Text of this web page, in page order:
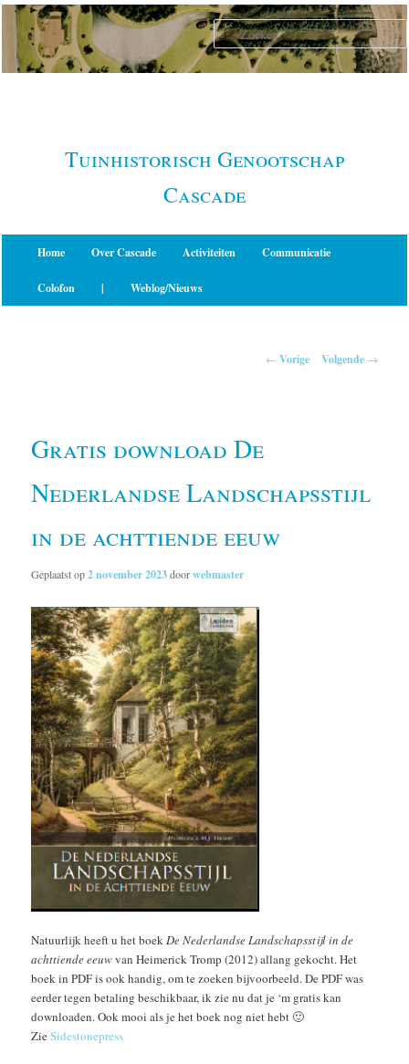
Spring
naar
primaire
Tuinhistorisch Genootschap
Cascade
Home Over Cascade Activiteiten Communicatie
Colofon | Weblog/Nieuws
← Vorige Volgende →
Gratis download De
Nederlandse Landschapsstijl
in de achttiende eeuw
Geplaatst op2 november 2023doorwebmaster
Natuurlijk heeft u het boekDe Nederlandse Landschapsstijl in de
achttiende eeuwvan Heimerick Tromp (2012) allang gekocht. Het
boek in PDF is ook handig, om te zoeken bijvoorbeeld. De PDF was
eerder tegen betaling beschikbaar, ik zie nu dat je ‘m gratis kan
downloaden. Ook mooi als je het boek nog niet hebt 🙂
ZieSidestonepress